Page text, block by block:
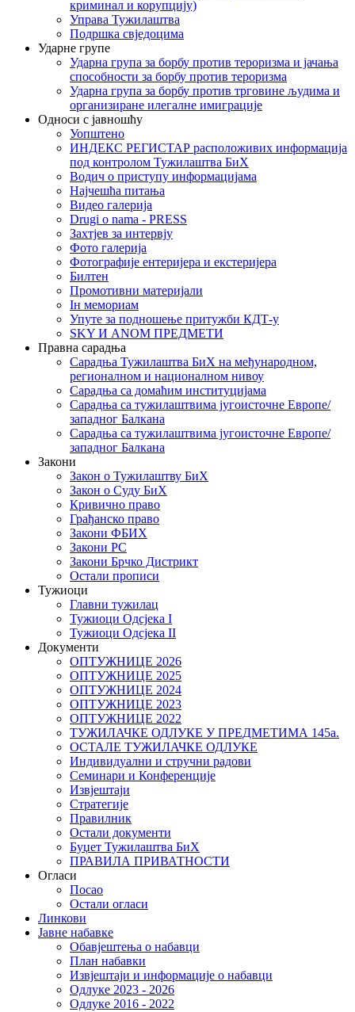
криминал и корупцију)
Управа Тужилаштва
Подршка свједоцима
Ударне групе
Ударна група за борбу против тероризма и јачања
способности за борбу против тероризма
Ударна група за борбу против трговине људима и
организиране илегалне имиграције
Односи с јавношћу
Уопштено
ИНДЕКС РЕГИСТАР расположивих информација
под контролом Тужилаштва БиХ
Водич о приступу информацијама
Најчешћа питања
Видео галерија
Drugi o nama - PRESS
Захтјев за интервју
Фото галерија
Фотографије ентеријера и екстеријера
Билтен
Промотивни материјали
Iн мемориам
Упуте за подношење притужби КДТ-у
SKY И ANOM ПРЕДМЕТИ
Правна сарадња
Сарадња Тужилаштва БиХ на међународном,
регионалном и националном нивоу
Сарадња са домаћим институцијама
Сарадња са тужилаштвима југоисточне Европе/
западног Балкана
Сарадња са тужилаштвима југоисточне Европе/
западног Балкана
Закони
Закон о Тужилаштву БиХ
Закон о Суду БиХ
Кривично право
Грађанско право
Закони ФБИХ
Закони РС
Закони Брчко Дистрикт
Остали прописи
Тужиоци
Главни тужилац
Тужиоци Oдсјекa I
Тужиоци Oдсјекa II
Документи
ОПТУЖНИЦЕ 2026
ОПТУЖНИЦЕ 2025
ОПТУЖНИЦЕ 2024
ОПТУЖНИЦЕ 2023
ОПТУЖНИЦЕ 2022
ТУЖИЛАЧКЕ ОДЛУКЕ У ПРЕДМЕТИМА 145а.
ОСТАЛЕ ТУЖИЛАЧКЕ ОДЛУКЕ
Индивидуални и стручни радови
Семинари и Конференције
Извјештаји
Стратегије
Правилник
Остали документи
Буџет Тужилаштва БиХ
ПРАВИЛА ПРИВАТНОСТИ
Огласи
Посао
Остали огласи
Линкови
Јавне набавке
Обавјештења о набавци
План набавки
Извјештаји и информације о набавци
Одлуке 2023 - 2026
Одлуке 2016 - 2022